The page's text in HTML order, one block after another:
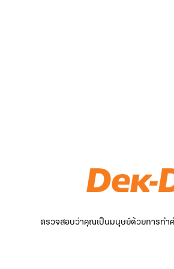
ตรวจสอบว่าคุณเป็นมนุษย์ด้วยการทำค